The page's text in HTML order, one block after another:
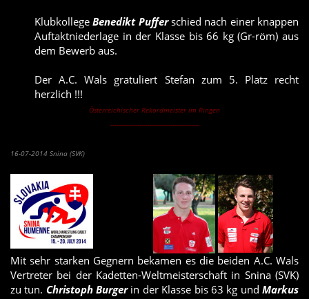
KlubkollegeBenedikt Pufferschied nach einer knappen
Auftaktniederlage in der Klasse bis 66 kg (Gr-röm) aus
dem Bewerb aus.
Der A.C. Wals gratuliert Stefan zum 5. Platz recht
herzlich !!!
Österreichischer Rekordmeister im Ringen
-------------------------------------------
16-07-2014 Snina (SVK)
Mit sehr starken Gegnern bekamen es die beiden A.C. Wals
Vertreter bei der Kadetten-Weltmeisterschaft in Snina (SVK)
zu tun. Christoph Burgerin der Klasse bis 63 kg undMarkus